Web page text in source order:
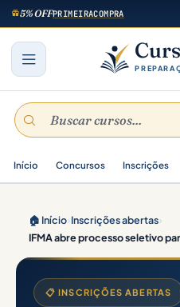
5% OFFPRIMEIRACOMPRA
Início Concursos Inscrições
🏠 Início›Inscrições abertas›
IFMA abre processo seletivo
📋 INSCRIÇÕES ABERTAS